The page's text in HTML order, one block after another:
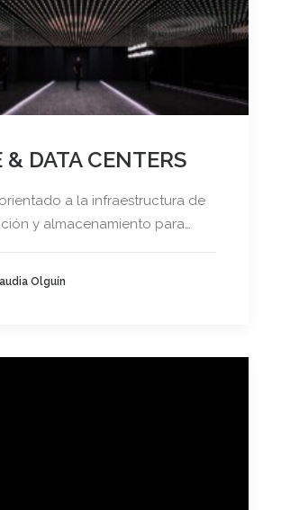
Search
& DATA CENTERS
a la infraestructura de
y almacenamiento para…
Olguín